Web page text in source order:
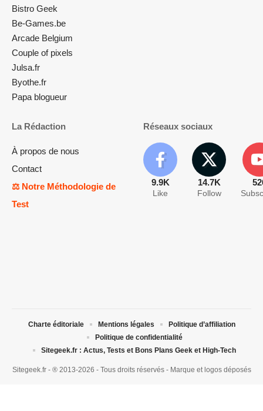
Bistro Geek
Be-Games.be
Arcade Belgium
Couple of pixels
Julsa.fr
Byothe.fr
Papa blogueur
La Rédaction
À propos de nous
Contact
⚖️ Notre Méthodologie de
Test
Réseaux sociaux
9.9K
Like
14.7K
Follow
Sitegeek.fr - ® 2013-2026 - Tous droits réservés - Marque et logos déposés
Charte éditoriale Mentions légales
Politique d’affiliation
Politique de confidentialité
Sitegeek.fr : Actus, Tests et Bons Plans Geek et High-Tech